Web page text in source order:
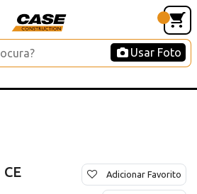
Usar Foto
Adicionar Favorito